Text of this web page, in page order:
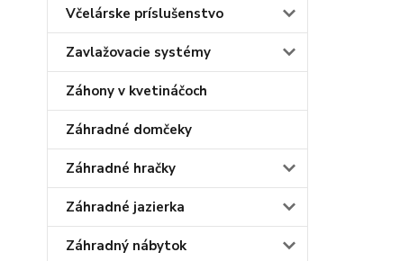
Včelárske príslušenstvo
Zavlažovacie systémy
Záhony v kvetináčoch
Záhradné domčeky
Záhradné hračky
Záhradné jazierka
Záhradný nábytok